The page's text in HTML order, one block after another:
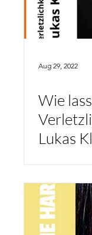
Aug 29, 2022
Wie
Lukas